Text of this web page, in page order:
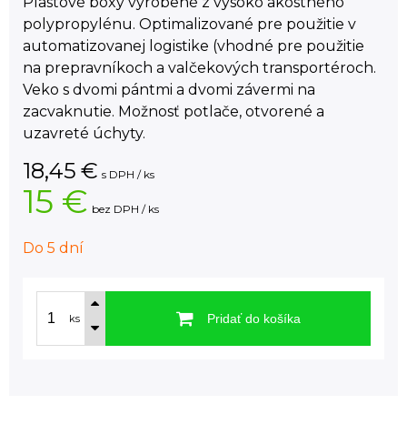
polypropylénu. Optimalizované pre použitie v
automatizovanej logistike (vhodné pre použitie
na prepravníkoch a valčekových transportéroch.
Veko s dvomi pántmi a dvomi závermi na
zacvaknutie. Možnosť potlače, otvorené a
uzavreté úchyty.
18,45 € s DPH / ks
15 € bez DPH / ks
Do 5 dní
ks Pridať do košíka